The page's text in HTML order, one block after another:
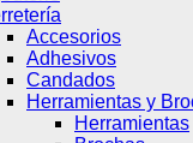
Accesorios
Adhesivos
Candados
Herramientas y
Herramientas